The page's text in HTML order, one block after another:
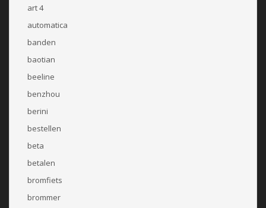
art 4
automatica
banden
baotian
beeline
benzhou
berini
bestellen
beta
betalen
bromfiets
brommer